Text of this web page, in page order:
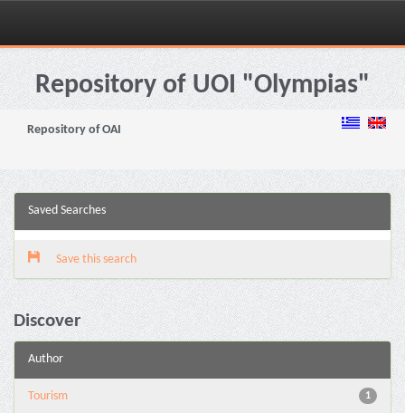
Skip
navigationRepository of UOI "Olympias"
Repository of OAI
Saved Searches
Save this search
Discover
Author
1
Tourism